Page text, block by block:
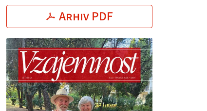
Arhiv PDF